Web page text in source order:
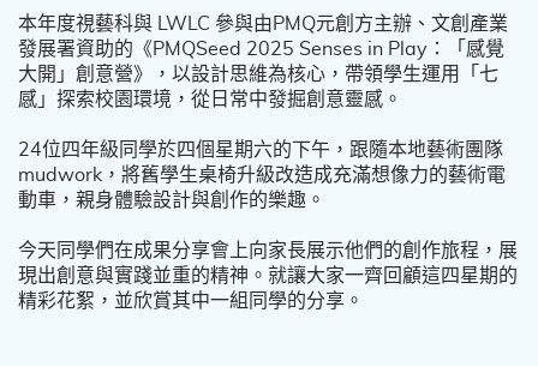
本年度視藝科與 LWLC 參與由PMQ元創方主辦、文創產業
發展署資助的《PMQSeed 2025 Senses in Play：「感覺
大開」創意營》，以設計思維為核心，帶領學生運用「七
感」探索校園環境，從日常中發掘創意靈感。
24位四年級同學於四個星期六的下午，跟隨本地藝術團隊
mudwork，將舊學生桌椅升級改造成充滿想像力的藝術電
動車，親身體驗設計與創作的樂趣。
今天同學們在成果分享會上向家長展示他們的創作旅程，展
現出創意與實踐並重的精神。就讓大家一齊回顧這四星期的
精彩花絮，並欣賞其中一組同學的分享。